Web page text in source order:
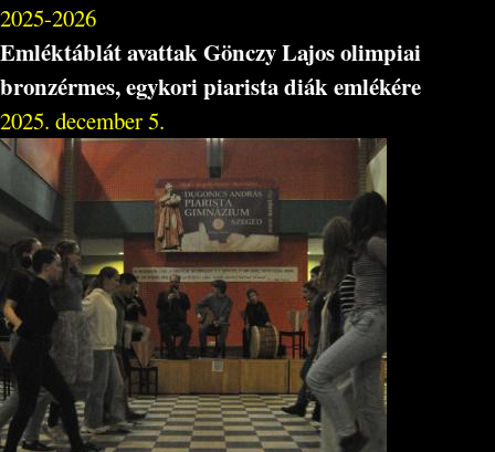
2025-2026
Emléktáblát avattak Gönczy Lajos olimpiai
bronzérmes, egykori piarista diák emlékére
2025. december 5.